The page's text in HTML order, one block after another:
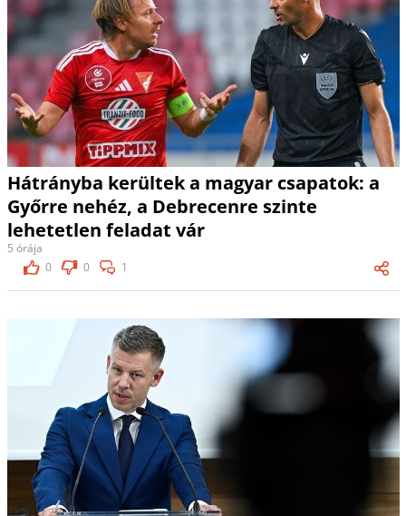
Hátrányba kerültek a magyar csapatok: a
Győrre nehéz, a Debrecenre szinte
lehetetlen feladat vár
5 órája
0
0 1